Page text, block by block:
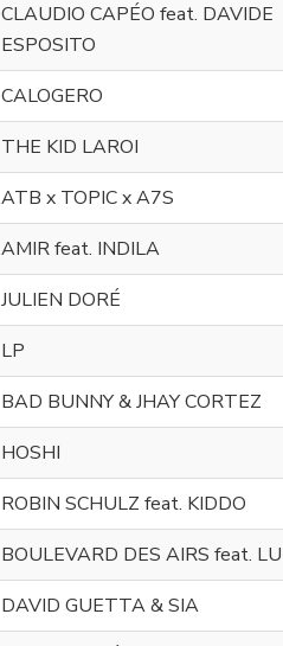
CLAUDIO CAPÉO feat. DAVIDE
ESPOSITO
CALOGERO
THE KID LAROI
ATB x TOPIC x A7S
AMIR feat. INDILA
JULIEN DORÉ
LP
BAD BUNNY & JHAY CORTEZ
HOSHI
ROBIN SCHULZ feat. KIDDO
BOULEVARD DES AIRS feat.
DAVID GUETTA & SIA